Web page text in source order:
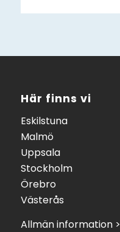
Här finns vi
Eskilstuna
Malmö
Uppsala
Stockholm
Örebro
Västerås
Allmän information >